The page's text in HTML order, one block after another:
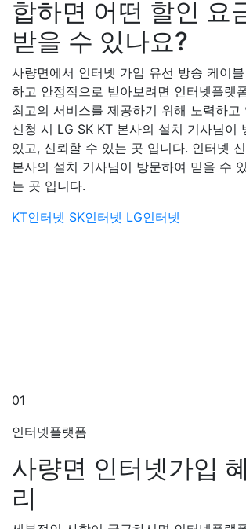
합하면 어떤 할인 요
받을 수 있나요?
사량면에서 인터넷 가입 유선 방송 케이
하고 안정적으로 받아보려면 인터넷플랫
최고의 서비스를 제공하기 위해 노력하고
신청 시 LG SK KT 본사의 설치 기사님이
있고, 신뢰할 수 있는 곳 입니다. 인터넷
본사의 설치 기사님이 방문하여 믿을 수
는 곳 입니다.
KT인터넷 SK인터넷 LG인터넷
01
인터넷플랫폼
사량면 인터넷가입
리